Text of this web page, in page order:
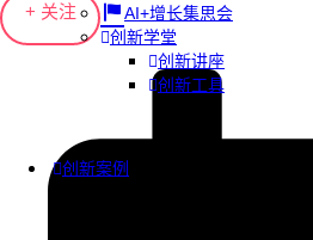
AI+增长集思会
创新学堂
创新讲座
创新工具
创新案例
+ 关注